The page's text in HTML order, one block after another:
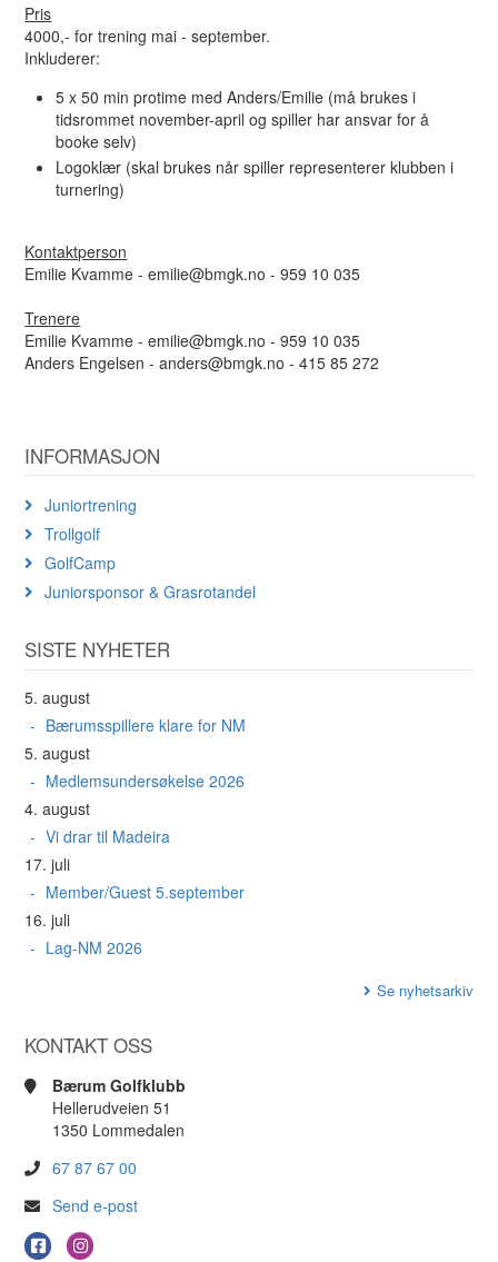
Pris
4000,- for trening mai - september.
Inkluderer:
5 x 50 min protime med Anders/Emilie (må brukes i
tidsrommet november-april og spiller har ansvar for å
booke selv)
Logoklær (skal brukes når spiller representerer klubben i
turnering)
Kontaktperson
Emilie Kvamme - emilie@bmgk.no - 959 10 035
Trenere
Emilie Kvamme - emilie@bmgk.no - 959 10 035
Anders Engelsen - anders@bmgk.no - 415 85 272
INFORMASJON
Juniortrening
Trollgolf
GolfCamp
Juniorsponsor & Grasrotandel
SISTE NYHETER
5. august
Bærumsspillere klare for NM
5. august
Medlemsundersøkelse 2026
4. august
Vi drar til Madeira
17. juli
Member/Guest 5.september
16. juli
Lag-NM 2026
Se nyhetsarkiv
KONTAKT OSS
Bærum Golfklubb
Hellerudveien 51
1350 Lommedalen
67 87 67 00
Send e-post